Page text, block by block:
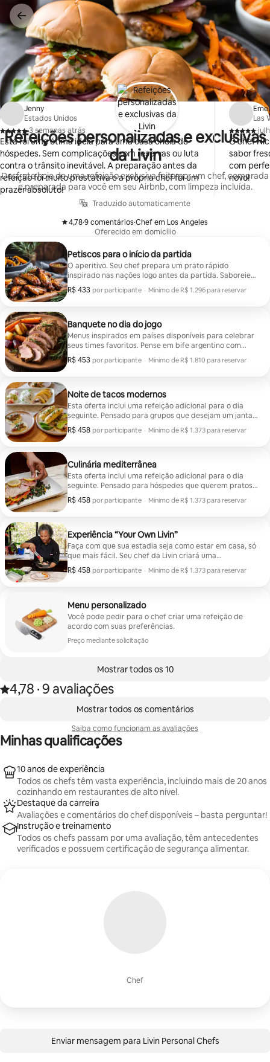
Pular
para
o
conteúdo
Refeições personalizadas e exclusivas
da Livin
Desfrute hoje de uma refeição exclusiva feita por um chef, comprada
e preparada para você em seu Airbnb, com limpeza incluída.
Traduzido automaticamente
4,78
,
·9 comentários
, ·Chef em Los Angeles
Oferecido em domicílio
Petiscos para o início da partida
O aperitivo. Seu chef prepara um prato rápido
inspirado nas nações logo antes da partida. Saboreie
de tudo, desde asinhas de frango do dia do jogo a
elotes mexicanos, patatas bravas espanholas, molho
ao hino e aproveite.
R$ 433 por participante
R$ 433 por participante · Mínimo de R$ 1.296 para reservar
Banquete no dia do jogo
Menus inspirados em países disponíveis para celebrar
seus times favoritos. Pense em bife argentino com
chimichurri, coq au vin francês ou paella espanhola
quando o momento pedir.
R$ 453 por participante
R$ 453 por participante · Mínimo de R$ 1.810 para reservar
Noite de tacos modernos
Esta oferta inclui uma refeição adicional para o dia
seguinte. Pensado para grupos que desejam um jantar
animado e interativo, ao mesmo tempo divertido e
requintado. Seu chef prepara uma seleção de tacos
personalizados de acordo com as preferências
alimentares e o tamanho do grupo.
R$ 458 por participante
R$ 458 por participante · Mínimo de R$ 1.373 para reservar
Culinária mediterrânea
Esta oferta inclui uma refeição adicional para o dia
seguinte. Pensado para hóspedes que querem pratos
reconfortantes e bem preparados que reúnam todos à
mesa. Este cardápio de inspiração mediterrânea para
ingredientes frescos.
R$ 458 por participante
R$ 458 por participante · Mínimo de R$ 1.373 para reservar
Experiência “Your Own Livin”
Faça com que sua estadia seja como estar em casa, só
que mais fácil. Seu chef da Livin criará uma
experiência gastronômica personalizada, adaptada às
preferências, necessidades alimentares e horários do
supermercado com ingredientes frescos e de alta
qualidade • Culinária no local, na sua cozinha do
Airbnb • Refeições adicionais preparadas e disponíveis
para sua estadia • Limpeza completa da cozinha
R$ 458 por participante
R$ 458 por participante · Mínimo de R$ 1.373 para reservar
Menu personalizado
Você pode pedir para o chef criar uma refeição de
acordo com suas preferências.
Preço mediante solicitação
Mostrar todos os 10
Avaliado com 4,78 de 5 estrelas, de um total de 9 avaliações
4,78
, ·9 avaliações
Jenny
Estados Unidos
,
·3 semanas atrás
Esta foi uma ótima ideia para uma casa cheia de
hóspedes. Sem complicações com reservas ou luta
contra o trânsito inevitável. A preparação antes da
refeição foi muito prestativa e a própria chef foi um
prazer absoluto!
Las
,
·
O chef
sabor
com
novo!
Mostrar todos os comentários
Saiba como funcionam as avaliações
Minhas qualificações
Chef
10 anos de experiência
Todos os chefs têm vasta experiência, incluindo mais de 20 anos
cozinhando em restaurantes de alto nível.
Destaque da carreira
Avaliações e comentários do chef disponíveis – basta perguntar!
Instrução e treinamento
Todos os chefs passam por uma avaliação, têm antecedentes
verificados e possuem certificação de segurança alimentar.
Enviar mensagem para Livin Personal Chefs